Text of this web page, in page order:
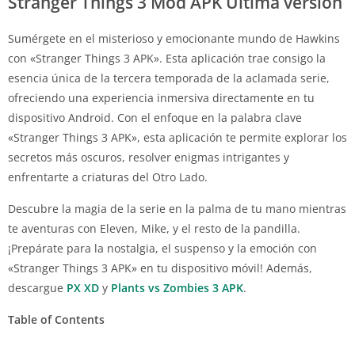
Sumérgete en el misterioso y emocionante mundo de Hawkins
con «Stranger Things 3 APK». Esta aplicación trae consigo la
esencia única de la tercera temporada de la aclamada serie,
ofreciendo una experiencia inmersiva directamente en tu
dispositivo Android. Con el enfoque en la palabra clave
«Stranger Things 3 APK», esta aplicación te permite explorar los
secretos más oscuros, resolver enigmas intrigantes y
enfrentarte a criaturas del Otro Lado.
Descubre la magia de la serie en la palma de tu mano mientras
te aventuras con Eleven, Mike, y el resto de la pandilla.
¡Prepárate para la nostalgia, el suspenso y la emoción con
«Stranger Things 3 APK» en tu dispositivo móvil! Además,
descargue PX XD y Plants vs Zombies 3 APK.
Table of Contents